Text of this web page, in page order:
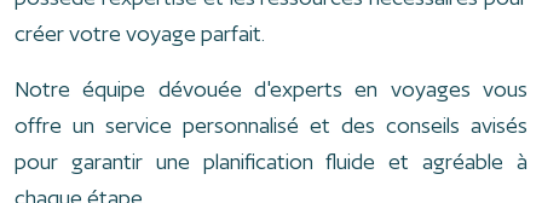
créer votre voyage parfait.
Notre équipe dévouée d'experts en voyages vous
offre un service personnalisé et des conseils avisés
pour garantir une planification fluide et agréable à
chaque étape.